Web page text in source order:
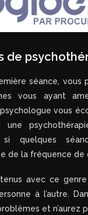
de
séance, vous
vous ayant
vous
quelques
de la fréquence de
avec ce
à l’autre.
et n’aurez